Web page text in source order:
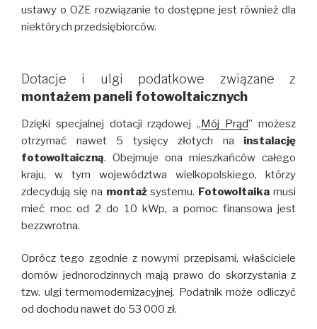
ustawy o OZE rozwiązanie to dostępne jest również dla
niektórych przedsiębiorców.
Dotacje i ulgi podatkowe związane z
montażem paneli fotowoltaicznych
Dzięki specjalnej dotacji rządowej „Mój Prąd” możesz
otrzymać nawet 5 tysięcy złotych na instalację
fotowoltaiczną. Obejmuje ona mieszkańców całego
kraju, w tym województwa wielkopolskiego, którzy
zdecydują się na montażsystemu. Fotowoltaika musi
mieć moc od 2 do 10 kWp, a pomoc finansowa jest
bezzwrotna.
Oprócz tego zgodnie z nowymi przepisami, właściciele
domów jednorodzinnych mają prawo do skorzystania z
tzw. ulgi termomodernizacyjnej. Podatnik może odliczyć
od dochodu nawet do 53 000 zł.